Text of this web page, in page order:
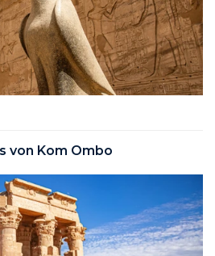
von Kom Ombo